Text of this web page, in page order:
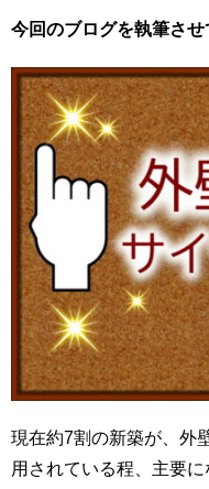
今回のブログを執筆さ
現在約7割の新築が、外
用されている程、主要